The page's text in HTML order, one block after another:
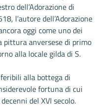
dell’Adorazione di
l’autore dell’Adorazione
oggi come uno dei
pittura anversese di primo
alla locale gilda di S.
alla bottega di
fortuna di cui
del XVI secolo.